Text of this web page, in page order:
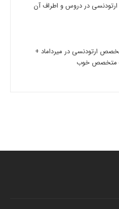
در دروس و اطراف آن
ارتودنسی در میرداماد +
متخصص خوب